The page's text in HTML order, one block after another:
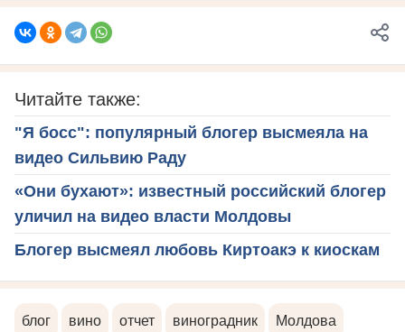
Читайте также:
"Я босс": популярный блогер высмеяла на
видео Сильвию Раду
«Они бухают»: известный российский блогер
уличил на видео власти Молдовы
Блогер высмеял любовь Киртоакэ к киоскам
блог вино отчет виноградник Молдова